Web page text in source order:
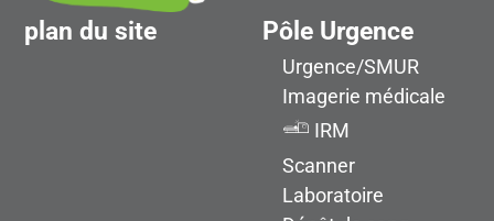
plan du site Pôle Urgence
Urgence/SMUR
Imagerie médicale
IRM
Scanner
Laboratoire